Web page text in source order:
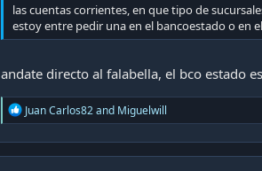
las cuentas corrientes, en que tipo de
estoy entre pedir una en el bancoestado o en
andate directo al falabella, el bco estado
R
e
Juan Carlos82and Miguelwill